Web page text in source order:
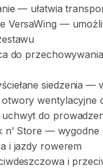
— ułatwia
VersaWing —
do przechowywania
siedzenia —
otwory wentylacyjne
uchwyt do
n’ Store — wygodne
i jazdy rowerem
i